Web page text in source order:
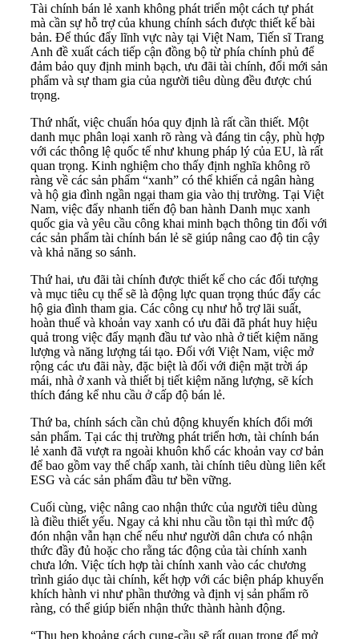
Tài chính bán lẻ xanh không phát triển một cách tự phát
mà cần sự hỗ trợ của khung chính sách được thiết kế bài
bản. Để thúc đẩy lĩnh vực này tại Việt Nam, Tiến sĩ Trang
Anh đề xuất cách tiếp cận đồng bộ từ phía chính phủ để
đảm bảo quy định minh bạch, ưu đãi tài chính, đổi mới sản
phẩm và sự tham gia của người tiêu dùng đều được chú
trọng.
Thứ nhất, việc chuẩn hóa quy định là rất cần thiết. Một
danh mục phân loại xanh rõ ràng và đáng tin cậy, phù hợp
với các thông lệ quốc tế như khung pháp lý của EU, là rất
quan trọng. Kinh nghiệm cho thấy định nghĩa không rõ
ràng về các sản phẩm “xanh” có thể khiến cả ngân hàng
và hộ gia đình ngần ngại tham gia vào thị trường. Tại Việt
Nam, việc đẩy nhanh tiến độ ban hành Danh mục xanh
quốc gia và yêu cầu công khai minh bạch thông tin đối với
các sản phẩm tài chính bán lẻ sẽ giúp nâng cao độ tin cậy
và khả năng so sánh.
Thứ hai, ưu đãi tài chính được thiết kế cho các đối tượng
và mục tiêu cụ thể sẽ là động lực quan trọng thúc đẩy các
hộ gia đình tham gia. Các công cụ như hỗ trợ lãi suất,
hoàn thuế và khoản vay xanh có ưu đãi đã phát huy hiệu
quả trong việc đẩy mạnh đầu tư vào nhà ở tiết kiệm năng
lượng và năng lượng tái tạo. Đối với Việt Nam, việc mở
rộng các ưu đãi này, đặc biệt là đối với điện mặt trời áp
mái, nhà ở xanh và thiết bị tiết kiệm năng lượng, sẽ kích
thích đáng kể nhu cầu ở cấp độ bán lẻ.
Thứ ba, chính sách cần chủ động khuyến khích đổi mới
sản phẩm. Tại các thị trường phát triển hơn, tài chính bán
lẻ xanh đã vượt ra ngoài khuôn khổ các khoản vay cơ bản
để bao gồm vay thế chấp xanh, tài chính tiêu dùng liên kết
ESG và các sản phẩm đầu tư bền vững.
Cuối cùng, việc nâng cao nhận thức của người tiêu dùng
là điều thiết yếu. Ngay cả khi nhu cầu tồn tại thì mức độ
đón nhận vẫn hạn chế nếu như người dân chưa có nhận
thức đầy đủ hoặc cho rằng tác động của tài chính xanh
chưa lớn. Việc tích hợp tài chính xanh vào các chương
trình giáo dục tài chính, kết hợp với các biện pháp khuyến
khích hành vi như phần thưởng và định vị sản phẩm rõ
ràng, có thể giúp biến nhận thức thành hành động.
“Thu hẹp khoảng cách cung-cầu sẽ rất quan trọng để mở